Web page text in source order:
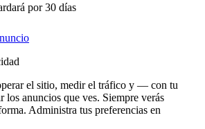
por 30 días
el sitio, medir el tráfico y — con tu
anuncios que ves. Siempre verás
Administra tus preferencias en